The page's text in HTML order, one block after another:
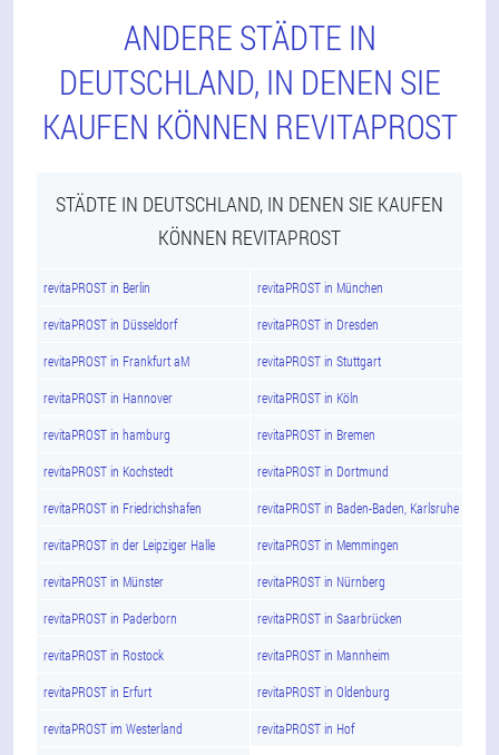
ANDERE STÄDTE IN
DEUTSCHLAND, IN DENEN SIE
KAUFEN KÖNNEN REVITAPROST
STÄDTE IN DEUTSCHLAND, IN DENEN SIE KAUFEN
KÖNNEN REVITAPROST
revitaPROST in Berlin revitaPROST in München
revitaPROST in Düsseldorf revitaPROST in Dresden
revitaPROST in Frankfurt aM revitaPROST in Stuttgart
revitaPROST in Hannover revitaPROST in Köln
revitaPROST in hamburg revitaPROST in Bremen
revitaPROST in Kochstedt revitaPROST in Dortmund
revitaPROST in Friedrichshafen revitaPROST in Baden-Baden, Karlsruhe
revitaPROST in der Leipziger Halle revitaPROST in Memmingen
revitaPROST in Münster revitaPROST in Nürnberg
revitaPROST in Paderborn revitaPROST in Saarbrücken
revitaPROST in Rostock revitaPROST in Mannheim
revitaPROST in Erfurt revitaPROST in Oldenburg
revitaPROST im Westerland revitaPROST in Hof